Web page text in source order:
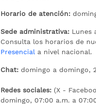
Horario de atención:
Sede administrativa: Lunes
Consulta los horarios de
Presencial a nivel nacional.
Chat: domingo a domingo,
Redes sociales: (X -
domingo, 07:00 a.m. a